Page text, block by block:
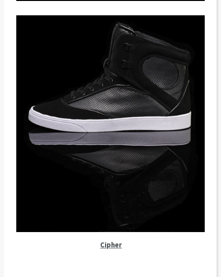
Cipher